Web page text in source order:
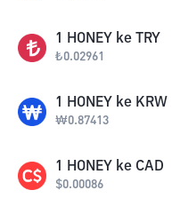
1 HONEY ke TRY
₺0.02961
1 HONEY ke KRW
₩0.87413
1 HONEY ke CAD
$0.00086